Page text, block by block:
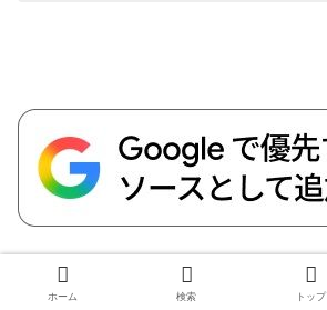
新着記事
ホーム 検索 トップ